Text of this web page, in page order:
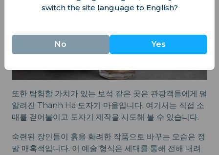
또한 탐험할 가치가 있는 보석 같은 곳은 관광객들에게 덜
알려진 Thanh Ha 도자기 마을입니다. 여기서는 직접 소
매를 걷어붙이고 도자기 제작을 시도해 볼 수 있습니다.
숙련된 장인들이 흙을 화려한 작품으로 바꾸는 모습은 정
말 매혹적입니다. 이 예술 형식은 세대를 통해 전해 내려
switch the site language to English?
No Yes